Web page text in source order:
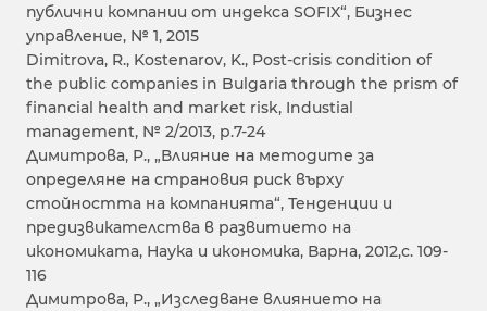
публични компании от индекса SOFIX“, Бизнес
управление, № 1, 2015
Dimitrova, R., Kostenarov, K., Post-crisis condition of
the public companies in Bulgaria through the prism of
financial health and market risk, Industial
management, № 2/2013, р.7-24
Димитрова, Р., „Влияние на методите за
определяне на страновия риск върху
стойността на компанията“, Тенденции и
предизвикателства в развитието на
икономиката, Наука и икономика, Варна, 2012,с. 109-
116
Димитрова, Р., „Изследване влиянието на